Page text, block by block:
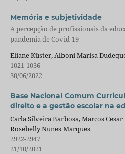
Memória e subjetividade
A percepção de profissionais da
pandemia de Covid-19
Eliane Küster, Alboni Marisa
1021-1036
30/06/2022
Base Nacional Comum
direito e a gestão escolar na
Carla Silveira Barbosa, Marcos
Rosebelly Nunes Marques
2922-2947
21/10/2021